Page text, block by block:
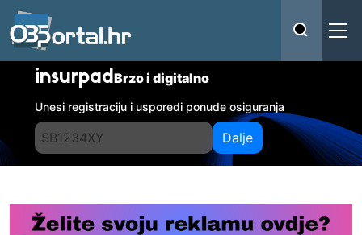
insurpadBrzo i digitalno
Unesi registraciju i usporedi ponude osiguranja
Dalje